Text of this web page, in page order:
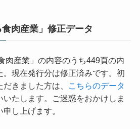
食肉産業」修正データ
肉産業」の内容のうち449頁の内
。現在発行分は修正済みです。初
きました方は、
こちらのデータ
たします。ご迷惑をおかけしま
し上げます。